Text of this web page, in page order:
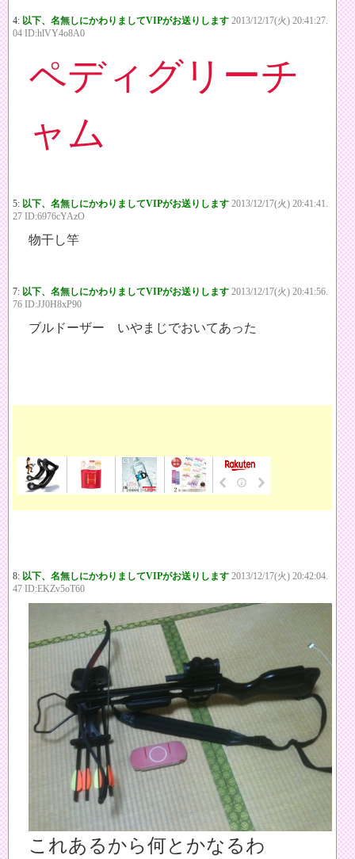
4: 以下、名無しにかわりましてVIPがお送りします 2013/12/17(火) 20:41:27.
04 ID:hlVY4o8A0
ペディグリーチ
ャム
5: 以下、名無しにかわりましてVIPがお送りします 2013/12/17(火) 20:41:41.
27 ID:6976cYAzO
物干し竿
7: 以下、名無しにかわりましてVIPがお送りします 2013/12/17(火) 20:41:56.
76 ID:JJ0H8xP90
ブルドーザー いやまじでおいてあった
8: 以下、名無しにかわりましてVIPがお送りします 2013/12/17(火) 20:42:04.
47 ID:EKZv5oT60
これあるから何とかなるわ